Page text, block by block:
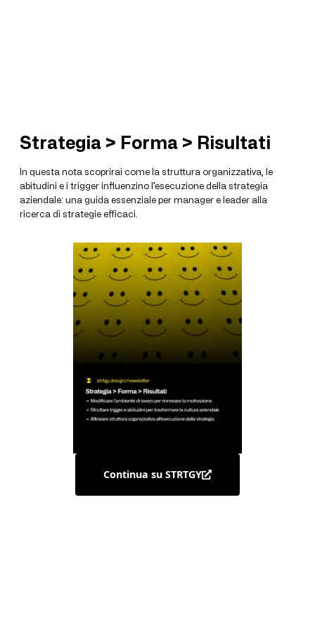
Continua su STRTGY
Strategia > Forma > Risultati
In questa nota scoprirai come la struttura organizzativa, le
abitudini e i trigger influenzino l’esecuzione della strategia
aziendale: una guida essenziale per manager e leader alla
ricerca di strategie efficaci.